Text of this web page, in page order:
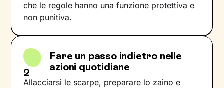
che le regole hanno una funzione protettiva e
non punitiva.
2
Fare un passo indietro nelle
azioni quotidiane
Allacciarsi le scarpe, preparare lo zaino e